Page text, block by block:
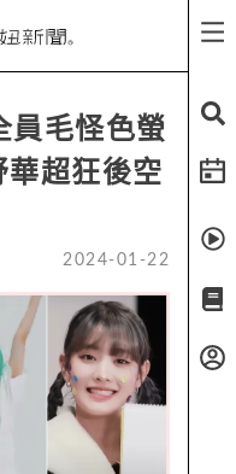
員毛怪色螢
超狂後空
2024-01-22